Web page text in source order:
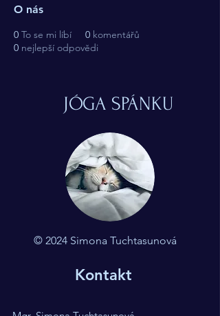
O nás
0 To se mi líbí 0 komentářů
0 nejlepší odpovědi
JÓGA SPÁNKU
© 2024 Simona Tuchtasunová
Kontakt